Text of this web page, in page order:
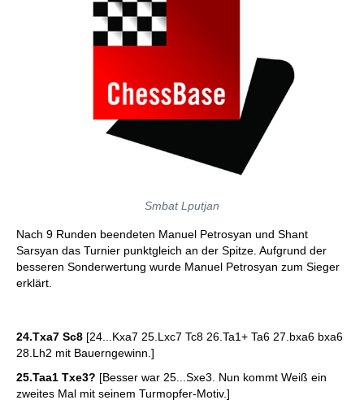
Smbat Lputjan
Nach 9 Runden beendeten Manuel Petrosyan und Shant
Sarsyan das Turnier punktgleich an der Spitze. Aufgrund der
besseren Sonderwertung wurde Manuel Petrosyan zum Sieger
erklärt.
24.Txa7 Sc8 [24...Kxa7 25.Lxc7 Tc8 26.Ta1+ Ta6 27.bxa6 bxa6
28.Lh2 mit Bauerngewinn.]
25.Taa1 Txe3? [Besser war 25...Sxe3. Nun kommt Weiß ein
zweites Mal mit seinem Turmopfer-Motiv.]